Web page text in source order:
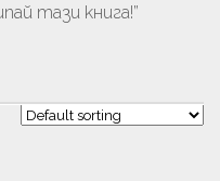
тази книга!”